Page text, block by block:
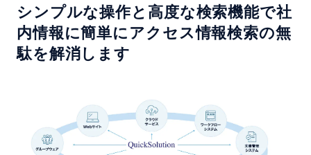
シンプルな操作と高度な検索機能で社
内情報に簡単にアクセス情報検索の無
駄を解消します